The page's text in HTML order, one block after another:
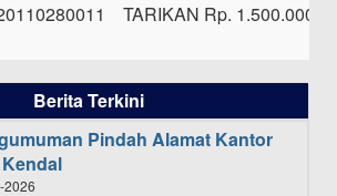
TARIKAN Rp. 1.500.000,-
Berita Terkini
Pindah Alamat Kantor
2026